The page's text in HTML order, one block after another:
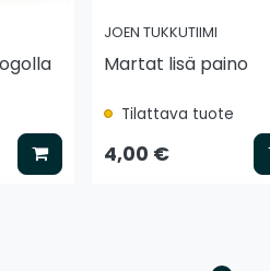
Lisää koriin
JOEN TUKKUTIIMI
Martat lisä paino
Tilattava tuote
4,00 €